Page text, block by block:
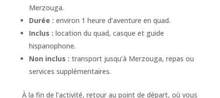
Merzouga.
Durée : environ 1 heure d’aventure en quad.
Inclus : location du quad, casque et guide
hispanophone.
Non inclus : transport jusqu’à Merzouga, repas ou
services supplémentaires.
À la fin de l’activité, retour au point de départ, où vous